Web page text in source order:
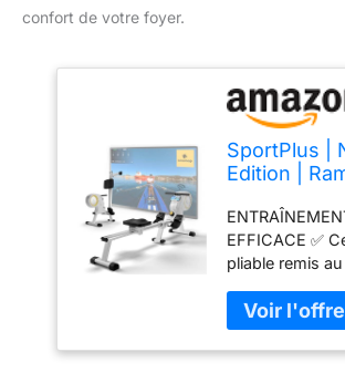
confort de votre foyer.
SportPlus |
Edition |
16 Niveaux,
Système
Magnétique
et sans
écran
Poids Max
150 kg
EFFICACE ✅
pliable remis
efficacement
corps à tout
chez toi. La